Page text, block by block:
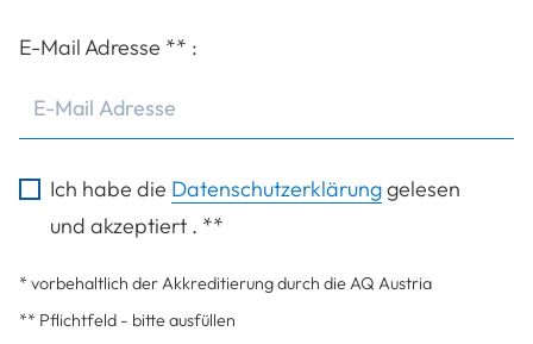
E-Mail Adresse ** :
Ich habe die Datenschutzerklärunggelesen
und akzeptiert . **
* vorbehaltlich der Akkreditierung durch die AQ Austria
** Pflichtfeld - bitte ausfüllen